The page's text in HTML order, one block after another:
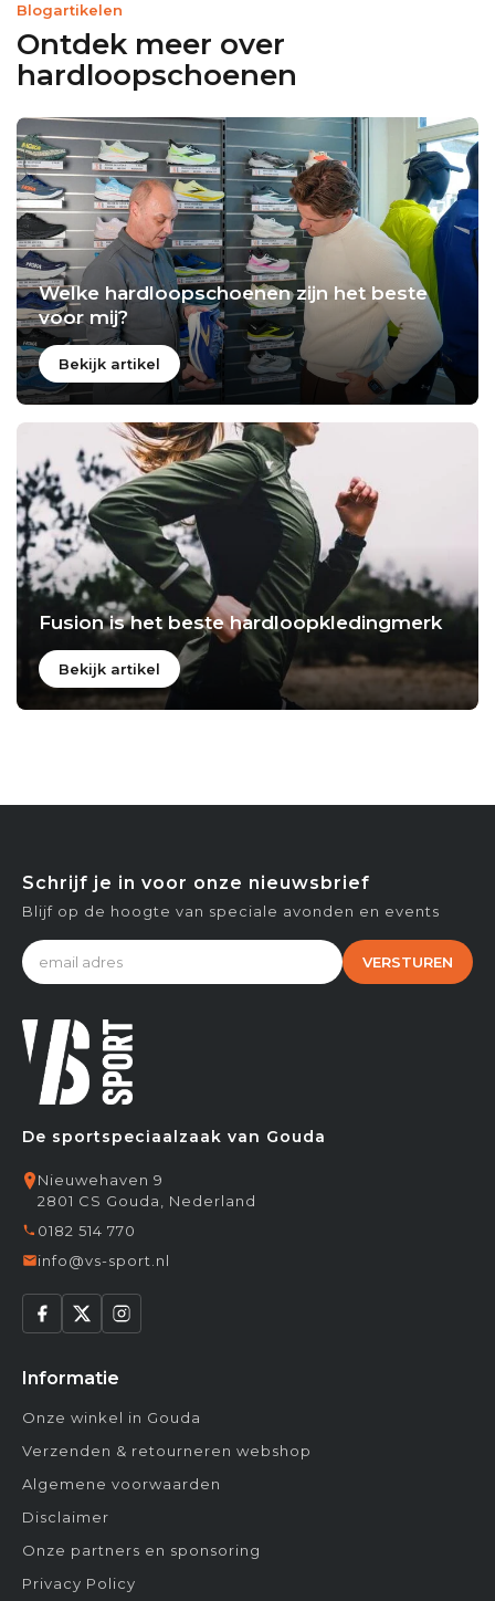
Blogartikelen
Ontdek meer over
hardloopschoenen
Welke hardloopschoenen zijn het beste
voor mij?
Bekijk artikel
Fusion is het beste hardloopkledingmerk
Bekijk artikel
De sportspeciaalzaak van Gouda
Nieuwehaven 9
2801 CS Gouda, Nederland
0182 514 770
info@vs-sport.nl
Informatie
Onze winkel in Gouda
Verzenden & retourneren webshop
Algemene voorwaarden
Disclaimer
Onze partners en sponsoring
Privacy Policy
Schrijf je in voor onze nieuwsbrief
Blijf op de hoogte van speciale avonden en events
VERSTUREN